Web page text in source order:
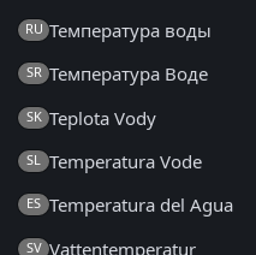
RU Температура воды
SR Температура Воде
SK Teplota Vody
SL Temperatura Vode
ES Temperatura del Agua
SV Vattentemperatur